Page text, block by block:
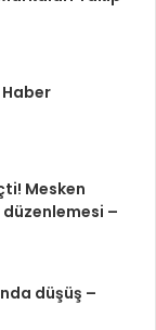
Mesken
–
düşüş –